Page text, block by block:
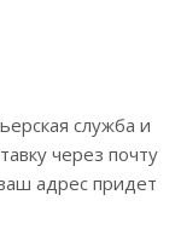
служба и
через почту
адрес придет